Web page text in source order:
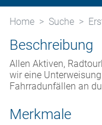
Home Suche
Beschreibung
Allen Aktiven,
wir eine
Fahrradunfällen an
Merkmale